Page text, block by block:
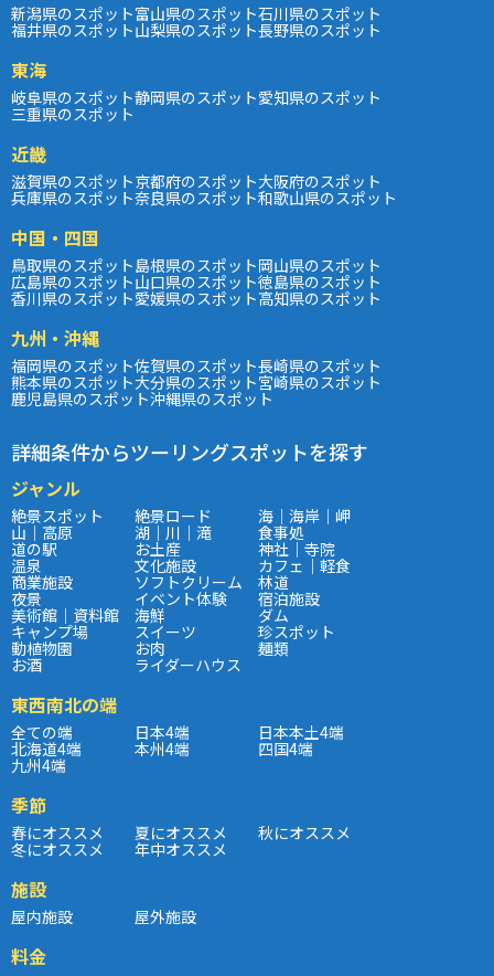
新潟県のスポット富山県のスポット石川県のスポット
福井県のスポット山梨県のスポット長野県のスポット
東海
岐阜県のスポット静岡県のスポット愛知県のスポット
三重県のスポット
近畿
滋賀県のスポット京都府のスポット大阪府のスポット
兵庫県のスポット奈良県のスポット和歌山県のスポット
中国・四国
鳥取県のスポット島根県のスポット岡山県のスポット
広島県のスポット山口県のスポット徳島県のスポット
香川県のスポット愛媛県のスポット高知県のスポット
九州・沖縄
福岡県のスポット佐賀県のスポット長崎県のスポット
熊本県のスポット大分県のスポット宮崎県のスポット
鹿児島県のスポット沖縄県のスポット
詳細条件からツーリングスポットを探す
ジャンル
絶景スポット 絶景ロード 海｜海岸｜岬
山｜高原 湖｜川｜滝 食事処
道の駅 お土産 神社｜寺院
温泉 文化施設 カフェ｜軽食
商業施設 ソフトクリーム 林道
夜景 イベント体験 宿泊施設
美術館｜資料館 海鮮 ダム
キャンプ場 スイーツ 珍スポット
動植物園 お肉 麺類
お酒 ライダーハウス
東西南北の端
全ての端 日本4端 日本本土4端
北海道4端 本州4端 四国4端
九州4端
季節
春にオススメ 夏にオススメ 秋にオススメ
冬にオススメ 年中オススメ
施設
屋内施設 屋外施設
料金